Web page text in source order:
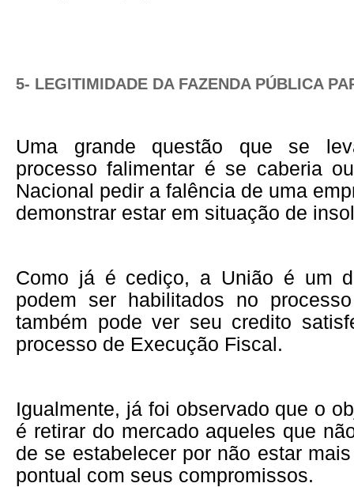
5- LEGITIMIDADE DA FAZENDA PÚBLICA
Uma grande questão que se
processo falimentar é se caberia
Nacional pedir a falência de uma
demonstrar estar em situação de
Como já é cediço, a União é um
podem ser habilitados no
também pode ver seu credito
processo de Execução Fiscal.
Igualmente, já foi observado que o
é retirar do mercado aqueles que
de se estabelecer por não estar
pontual com seus compromissos.